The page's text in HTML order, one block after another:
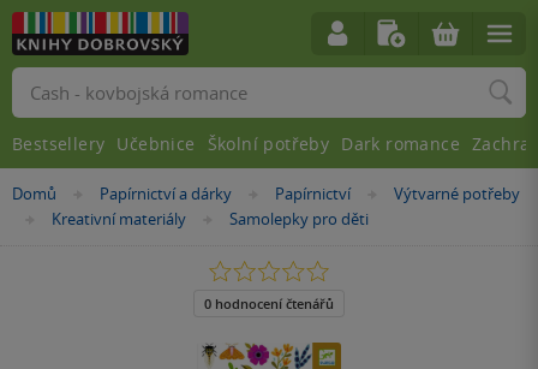
Nacházíte
Domů »Papírnictví a dárky »Papírnictví »
Výtvarné potřeby
»
Kreativní materiály »
Samolepky pro děti
0.0
z
5
0 hodnocení čtenářů
Vyhledávání
Bestsellery Učebnice Školní potřeby Dark romance